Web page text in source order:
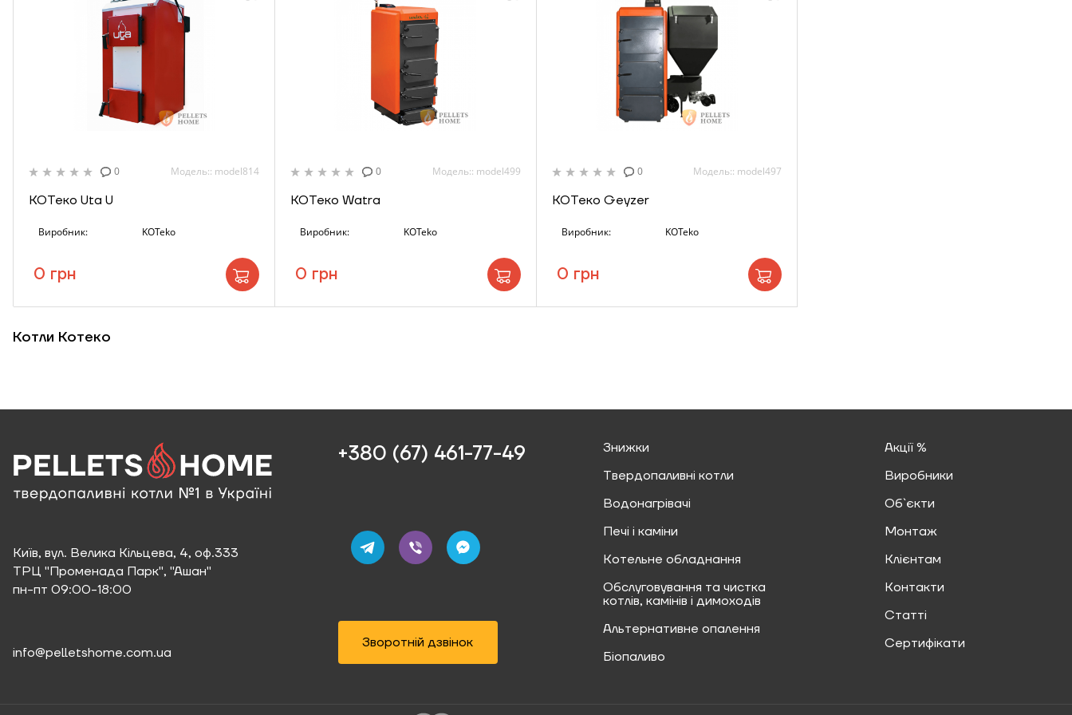
0 Модель:: model814
КОТеко Uta U
Виробник: KOTeko
0 грн
0 Модель:: model499
КОТеко Watra
Виробник: KOTeko
0 грн
0 Модель:: model497
КОТеко Geyzer
Виробник: KOTeko
0 грн
Котли Котеко
Київ, вул. Велика Кільцева, 4, оф.333
ТРЦ "Променада Парк", "Ашан"
пн-пт 09:00-18:00
info@pelletshome.com.ua
+380 (67) 461-77-49‬
Зворотній дзвінок
Знижки
Твердопаливні котли
Водонагрівачі
Печі і каміни
Котельне обладнання
Обслуговування та чистка
котлів, камінів і димоходів
Альтернативне опалення
Біопаливо
Акції %
Виробники
Об`єкти
Монтаж
Клієнтам
Контакти
Статті
Сертифікати
Кошик